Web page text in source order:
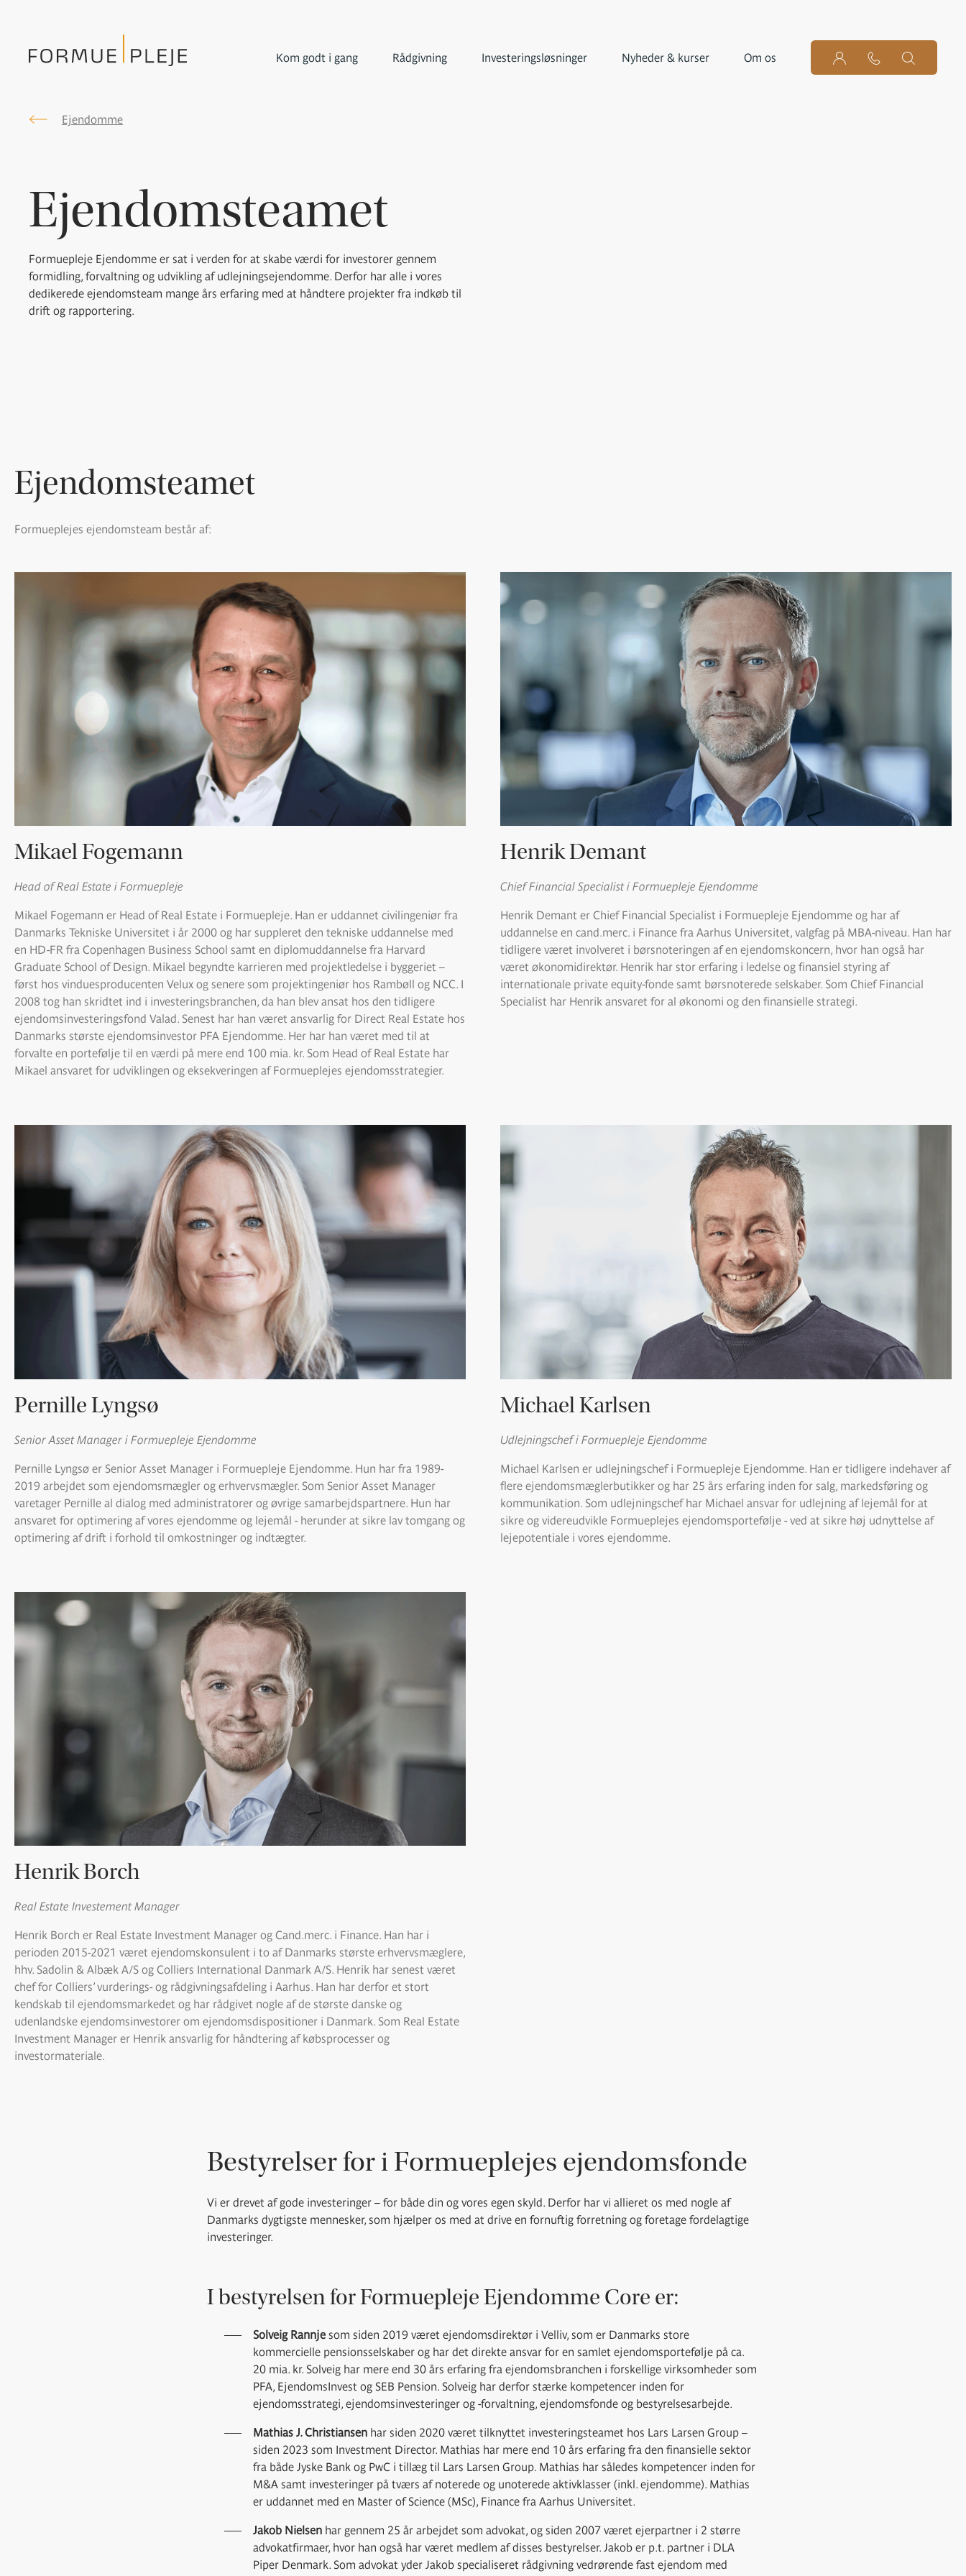
Kom godt i gang Rådgivning Investeringsløsninger Nyheder & kurser Om os
Ejendomme
Ejendomsteamet
Formuepleje Ejendomme er sat i verden for at skabe værdi for investorer gennem
formidling, forvaltning og udvikling af udlejningsejendomme. Derfor har alle i vores
dedikerede ejendomsteam mange års erfaring med at håndtere projekter fra indkøb til
drift og rapportering.
Ejendomsteamet
Formueplejes ejendomsteam består af:
Mikael Fogemann
Head of Real Estate i Formuepleje
Mikael Fogemann er Head of Real Estate i Formuepleje. Han er uddannet civilingeniør fra
Danmarks Tekniske Universitet i år 2000 og har suppleret den tekniske uddannelse med
en HD-FR fra Copenhagen Business School samt en diplomuddannelse fra Harvard
Graduate School of Design. Mikael begyndte karrieren med projektledelse i byggeriet –
først hos vinduesproducenten Velux og senere som projektingeniør hos Rambøll og NCC. I
2008 tog han skridtet ind i investeringsbranchen, da han blev ansat hos den tidligere
ejendomsinvesteringsfond Valad. Senest har han været ansvarlig for Direct Real Estate hos
Danmarks største ejendomsinvestor PFA Ejendomme. Her har han været med til at
forvalte en portefølje til en værdi på mere end 100 mia. kr. Som Head of Real Estate har
Mikael ansvaret for udviklingen og eksekveringen af Formueplejes ejendomsstrategier.
Henrik Demant
Chief Financial Specialist i Formuepleje Ejendomme
Henrik Demant er Chief Financial Specialist i Formuepleje Ejendomme og har af
uddannelse en cand.merc. i Finance fra Aarhus Universitet, valgfag på MBA-niveau. Han har
tidligere været involveret i børsnoteringen af en ejendomskoncern, hvor han også har
været økonomidirektør. Henrik har stor erfaring i ledelse og finansiel styring af
internationale private equity-fonde samt børsnoterede selskaber. Som Chief Financial
Specialist har Henrik ansvaret for al økonomi og den finansielle strategi.
Pernille Lyngsø
Senior Asset Manager i Formuepleje Ejendomme
Pernille Lyngsø er Senior Asset Manager i Formuepleje Ejendomme. Hun har fra 1989-
2019 arbejdet som ejendomsmægler og erhvervsmægler. Som Senior Asset Manager
varetager Pernille al dialog med administratorer og øvrige samarbejdspartnere. Hun har
ansvaret for optimering af vores ejendomme og lejemål - herunder at sikre lav tomgang og
optimering af drift i forhold til omkostninger og indtægter.
Michael Karlsen
Udlejningschef i Formuepleje Ejendomme
Michael Karlsen er udlejningschef i Formuepleje Ejendomme. Han er tidligere indehaver af
flere ejendomsmæglerbutikker og har 25 års erfaring inden for salg, markedsføring og
kommunikation. Som udlejningschef har Michael ansvar for udlejning af lejemål for at
sikre og videreudvikle Formueplejes ejendomsportefølje - ved at sikre høj udnyttelse af
lejepotentiale i vores ejendomme.
Henrik Borch
Real Estate Investement Manager
Henrik Borch er Real Estate Investment Manager og Cand.merc. i Finance. Han har i
perioden 2015-2021 været ejendomskonsulent i to af Danmarks største erhvervsmæglere,
hhv. Sadolin & Albæk A/S og Colliers International Danmark A/S. Henrik har senest været
chef for Colliers’ vurderings- og rådgivningsafdeling i Aarhus. Han har derfor et stort
kendskab til ejendomsmarkedet og har rådgivet nogle af de største danske og
udenlandske ejendomsinvestorer om ejendomsdispositioner i Danmark. Som Real Estate
Investment Manager er Henrik ansvarlig for håndtering af købsprocesser og
investormateriale.
Bestyrelser for i Formueplejes ejendomsfonde
Vi er drevet af gode investeringer – for både din og vores egen skyld. Derfor har vi allieret os med nogle af
Danmarks dygtigste mennesker, som hjælper os med at drive en fornuftig forretning og foretage fordelagtige
investeringer.
I bestyrelsen for Formuepleje Ejendomme Core er:
Solveig Rannje som siden 2019 været ejendomsdirektør i Velliv, som er Danmarks store
kommercielle pensionsselskaber og har det direkte ansvar for en samlet ejendomsportefølje på ca.
20 mia. kr. Solveig har mere end 30 års erfaring fra ejendomsbranchen i forskellige virksomheder som
PFA, EjendomsInvest og SEB Pension. Solveig har derfor stærke kompetencer inden for
ejendomsstrategi, ejendomsinvesteringer og -forvaltning, ejendomsfonde og bestyrelsesarbejde.
Mathias J. Christiansen har siden 2020 været tilknyttet investeringsteamet hos Lars Larsen Group –
siden 2023 som Investment Director. Mathias har mere end 10 års erfaring fra den finansielle sektor
fra både Jyske Bank og PwC i tillæg til Lars Larsen Group. Mathias har således kompetencer inden for
M&A samt investeringer på tværs af noterede og unoterede aktivklasser (inkl. ejendomme). Mathias
er uddannet med en Master of Science (MSc), Finance fra Aarhus Universitet.
Jakob Nielsen har gennem 25 år arbejdet som advokat, og siden 2007 været ejerpartner i 2 større
advokatfirmaer, hvor han også har været medlem af disses bestyrelser. Jakob er p.t. partner i DLA
Piper Denmark. Som advokat yder Jakob specialiseret rådgivning vedrørende fast ejendom med